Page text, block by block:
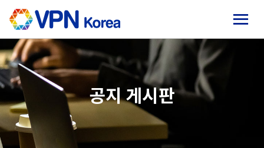
Home
VPN Korea 소개
구매하기
회사소개
공지 게시판